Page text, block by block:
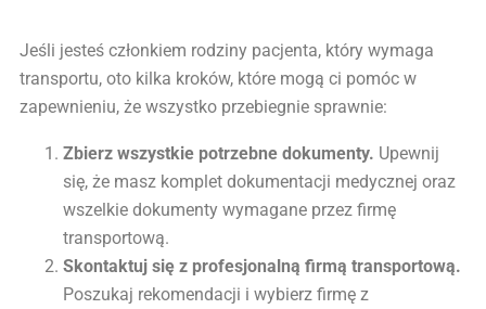
Jeśli jesteś członkiem rodziny pacjenta, który wymaga
transportu, oto kilka kroków, które mogą ci pomóc w
zapewnieniu, że wszystko przebiegnie sprawnie:
Zbierz wszystkie potrzebne dokumenty. Upewnij
się, że masz komplet dokumentacji medycznej oraz
wszelkie dokumenty wymagane przez firmę
transportową.
Skontaktuj się z profesjonalną firmą transportową.
Poszukaj rekomendacji i wybierz firmę z